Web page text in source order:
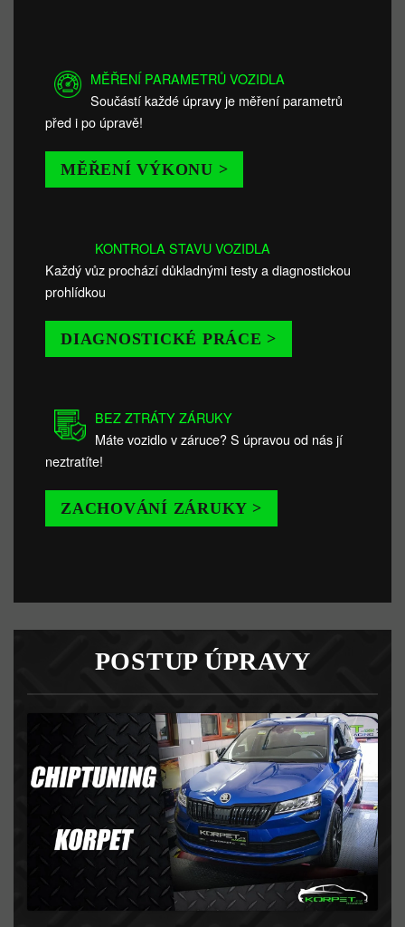
MĚŘENÍ PARAMETRŮ VOZIDLA
Součástí každé úpravy je měření parametrů
před i po úpravě!
MĚŘENÍ VÝKONU >
KONTROLA STAVU VOZIDLA
Každý vůz prochází důkladnými testy a diagnostickou
prohlídkou
DIAGNOSTICKÉ PRÁCE >
BEZ ZTRÁTY ZÁRUKY
Máte vozidlo v záruce? S úpravou od nás jí
neztratíte!
ZACHOVÁNÍ ZÁRUKY >
POSTUP ÚPRAVY